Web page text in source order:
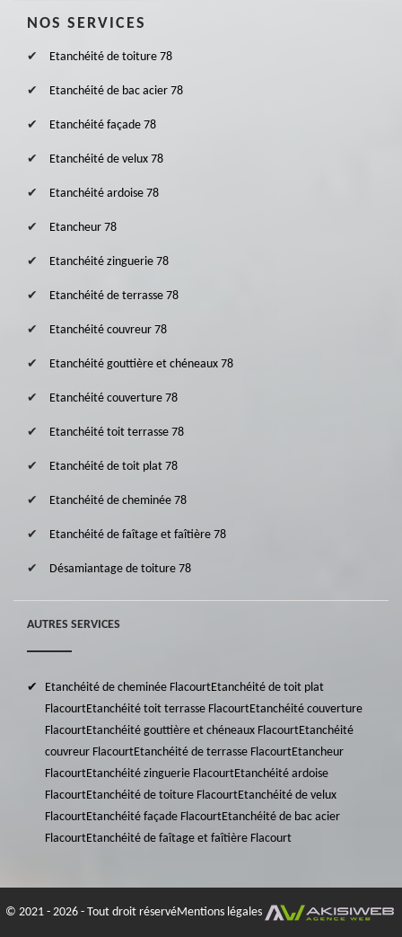
NOS SERVICES
Etanchéité de toiture 78
Etanchéité de bac acier 78
Etanchéité façade 78
Etanchéité de velux 78
Etanchéité ardoise 78
Etancheur 78
Etanchéité zinguerie 78
Etanchéité de terrasse 78
Etanchéité couvreur 78
Etanchéité gouttière et chéneaux 78
Etanchéité couverture 78
Etanchéité toit terrasse 78
Etanchéité de toit plat 78
Etanchéité de cheminée 78
Etanchéité de faîtage et faîtière 78
Désamiantage de toiture 78
AUTRES SERVICES
Etanchéité de cheminée FlacourtEtanchéité de toit plat
FlacourtEtanchéité toit terrasse FlacourtEtanchéité couverture
FlacourtEtanchéité gouttière et chéneaux FlacourtEtanchéité
couvreur FlacourtEtanchéité de terrasse FlacourtEtancheur
FlacourtEtanchéité zinguerie FlacourtEtanchéité ardoise
FlacourtEtanchéité de toiture FlacourtEtanchéité de velux
FlacourtEtanchéité façade FlacourtEtanchéité de bac acier
FlacourtEtanchéité de faîtage et faîtière Flacourt
© 2021 - 2026 - Tout droit réservéMentions légales